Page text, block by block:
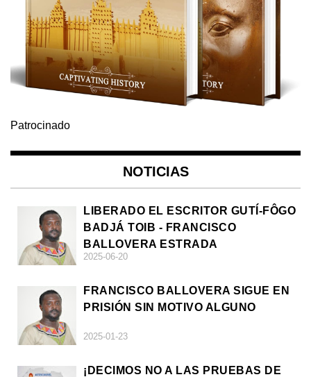
Patrocinado
NOTICIAS
LIBERADO EL ESCRITOR GUTÍ-FÔGO
BADJÁ TOIB - FRANCISCO
BALLOVERA ESTRADA
2025-06-20
FRANCISCO BALLOVERA SIGUE EN
PRISIÓN SIN MOTIVO ALGUNO
2025-01-23
¡DECIMOS NO A LAS PRUEBAS DE